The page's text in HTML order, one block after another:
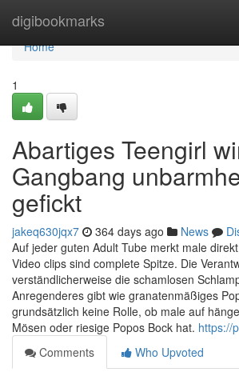
digibookmarks
Home
Home
1
Abartiges Teengirl
Gangbang
gefickt
jakeq630jqx7 364 days ago News
Auf jeder guten Adult Tube merkt male
Video clips sind complete Spitze. Die
verständlicherweise die schamlosen
Anregenderes gibt wie granatenmäßiges
grundsätzlich keine Rolle, ob male auf
Mösen oder riesige Popos Bock hat. https://
Comments
Who Upvoted